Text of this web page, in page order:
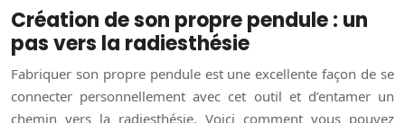
Création de son propre pendule : un
pas vers la radiesthésie
Fabriquer son propre pendule est une excellente façon de se
connecter personnellement avec cet outil et d’entamer un
chemin vers la radiesthésie. Voici comment vous pouvez